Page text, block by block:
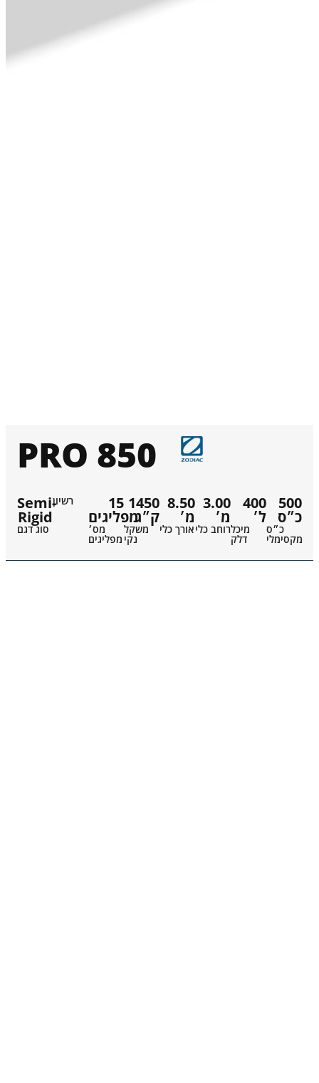
PRO 850
Semi-
Rigid
סוג דגם
רשיון 15
מפליגים
מס׳
מפליגים
1450
ק״ג
משקל
נקי
8.50
מ׳
אורך כלי
3.00
מ׳
רוחב כלי
400
ל׳
מיכל
דלק
500
כ״ס
כ״ס
מקסימלי